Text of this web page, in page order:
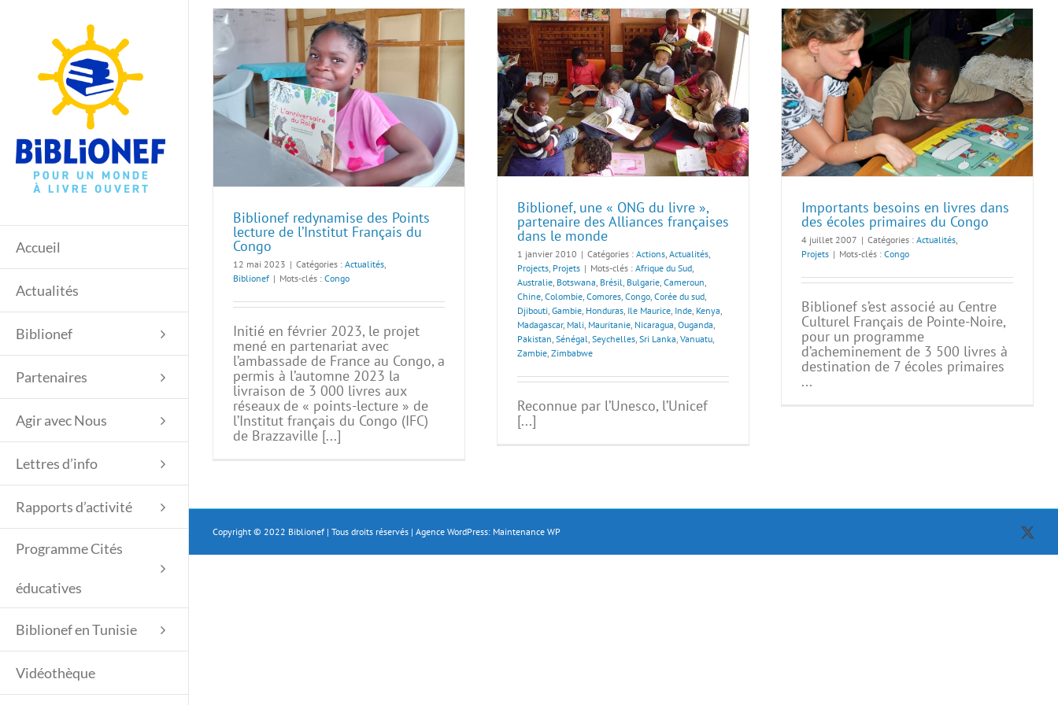
Accueil
Actualités
Biblionef
Partenaires
Agir avec Nous
Lettres d’info
Rapports d’activité
Programme Cités
éducatives
Biblionef en Tunisie
Vidéothèque
Biblionef redynamise des Points
lecture de l’Institut Français du
Congo
12 mai 2023 | Catégories : Actualités
Biblionef | Mots-clés : Congo
Initié en février 2023, le projet
mené en partenariat avec
l’ambassade de France au Congo, a
permis à l’automne 2023 la
livraison de 3 000 livres aux
réseaux de « points-lecture » de
l’Institut français du Congo (IFC)
de Brazzaville [...]
Biblionef, une « ONG du livre »,
partenaire des Alliances françaises
dans le monde
1 janvier 2010 | Catégories : Actions Actualités
Projects Projets | Mots-clés : Afrique du Sud
Australie Botswana Brésil Bulgarie Cameroun
Chine Colombie Comores Congo Corée du sud
Djibouti Gambie Honduras Ile Maurice Inde Kenya
Madagascar, Mali Mauritanie Nicaragua Ouganda
Pakistan Sénégal Seychelles Sri Lanka Vanuatu
Zambie Zimbabwe
Reconnue par l’Unesco, l’Unicef
[...]
Importants besoins en livres dans
des écoles primaires du Congo
4 juillet 2007 | Catégories : Actualités
Projets | Mots-clés : Congo
Biblionef s’est associé au Centre
Culturel Français de Pointe-Noire,
pour un programme
d’acheminement de 3 500 livres à
destination de 7 écoles primaires
...
Copyright © 2022 Biblionef | Tous droits réservés | Agence WordPress: Maintenance WP